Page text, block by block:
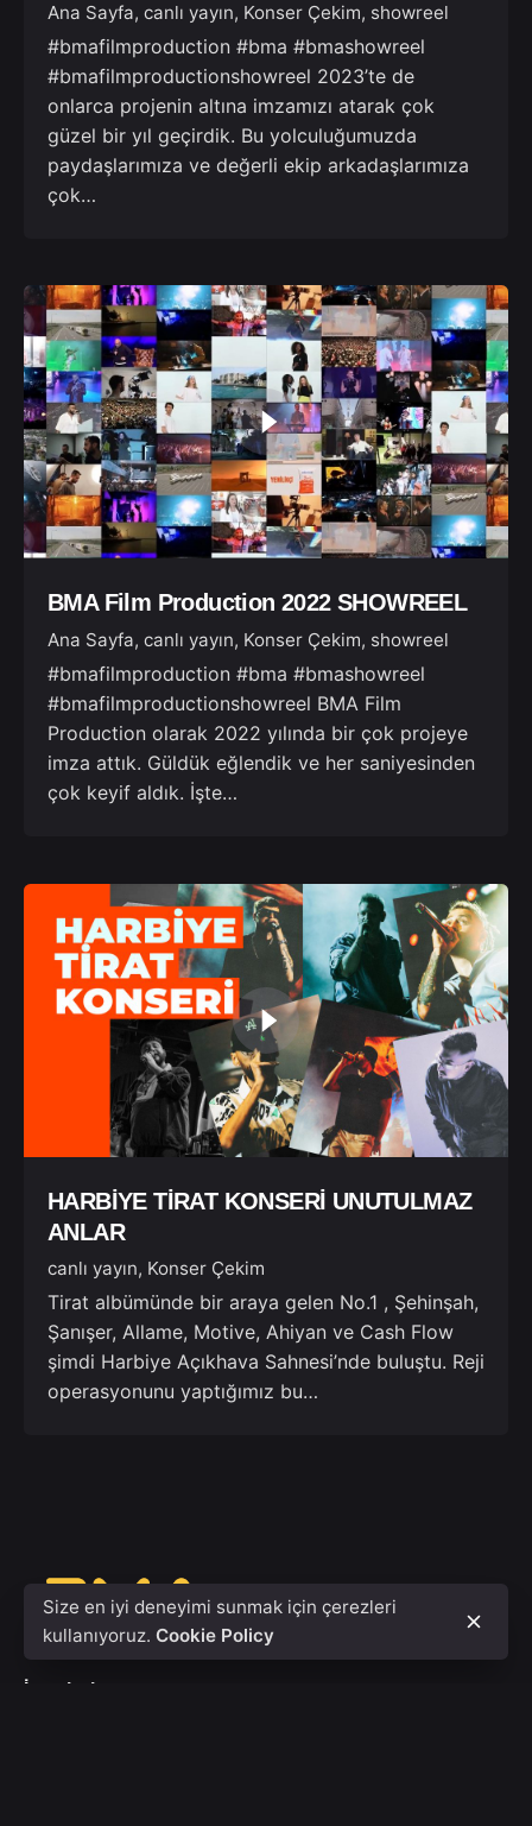
Ana Sayfa canlı yayın Konser Çekim showreel
#bmafilmproduction #bma #bmashowreel
#bmafilmproductionshowreel 2023’te de
onlarca projenin altına imzamızı atarak çok
güzel bir yıl geçirdik. Bu yolculuğumuzda
paydaşlarımıza ve değerli ekip arkadaşlarımıza
çok…
BMA Film Production 2022 SHOWREEL
Ana Sayfa canlı yayın Konser Çekim showreel
#bmafilmproduction #bma #bmashowreel
#bmafilmproductionshowreel BMA Film
Production olarak 2022 yılında bir çok projeye
imza attık. Güldük eğlendik ve her saniyesinden
çok keyif aldık. İşte…
HARBİYE TİRAT KONSERİ UNUTULMAZ
ANLAR
canlı yayın Konser Çekim
Tirat albümünde bir araya gelen No.1 , Şehinşah,
Şanışer, Allame, Motive, Ahiyan ve Cash Flow
şimdi Harbiye Açıkhava Sahnesi’nde buluştu. Reji
operasyonunu yaptığımız bu…
İstanbul
Size en iyi deneyimi sunmak için çerezleri
kullanıyoruz. Cookie Policy